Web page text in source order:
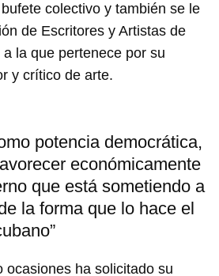
colectivo y también se le
de Escritores y Artistas de
la que pertenece por su
y crítico de arte.
potencia democrática,
económicamente
que está sometiendo a
la forma que lo hace el
ocasiones ha solicitado su